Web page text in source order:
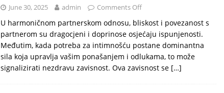
June 30, 2025 admin Comments Off
U harmoničnom partnerskom odnosu, bliskost i povezanost s
partnerom su dragocjeni i doprinose osjećaju ispunjenosti.
Međutim, kada potreba za intimnošću postane dominantna
sila koja upravlja vašim ponašanjem i odlukama, to može
signalizirati nezdravu zavisnost. Ova zavisnost se […]